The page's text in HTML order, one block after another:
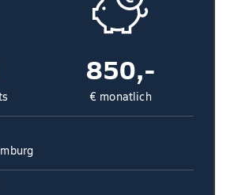
850,-
€ monatlich